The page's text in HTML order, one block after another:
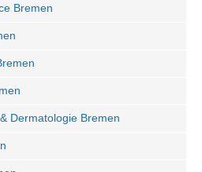
Bremen
Dermatologie Bremen